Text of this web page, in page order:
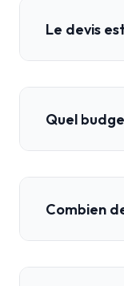
Le devis
Quel
Combien